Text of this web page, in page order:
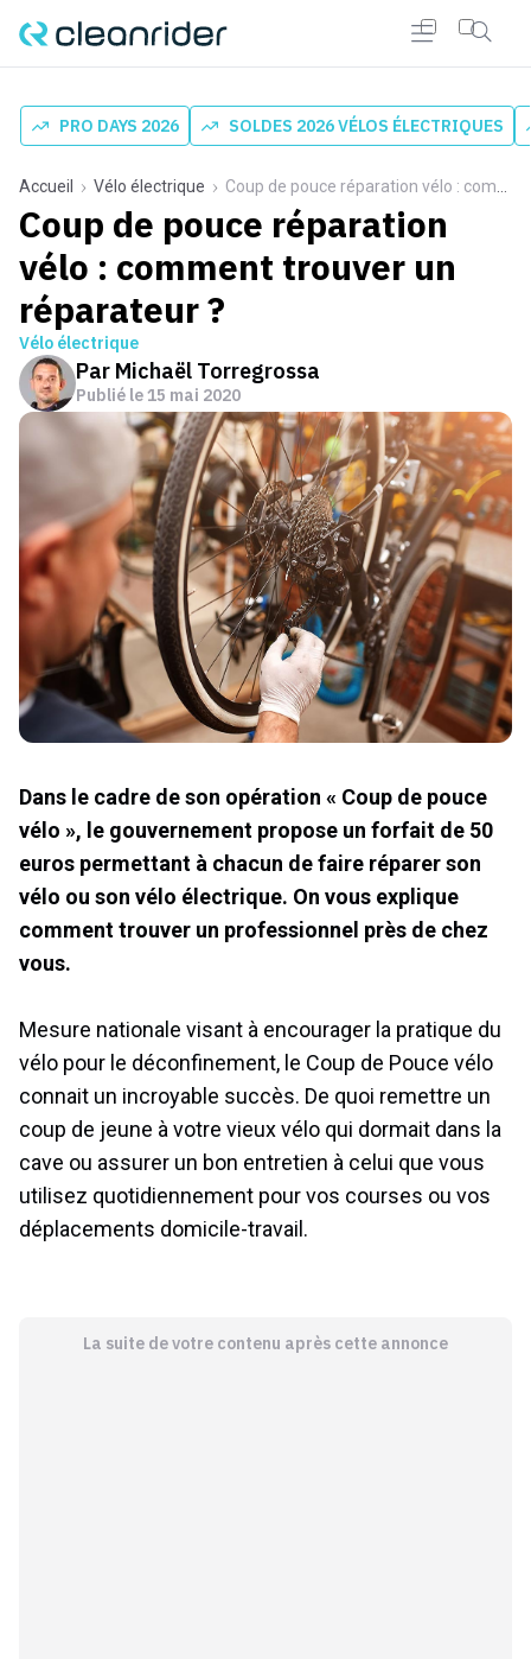
PRO DAYS 2026 SOLDES 2026 VÉLOS ÉLECTRIQUES
Accueil Vélo électrique Coup de pouce réparation vélo : comment trouver un réparateur ?
Coup de pouce réparation
vélo : comment trouver un
réparateur ?
Vélo électrique
Par Michaël Torregrossa
Publié le15 mai 2020
Dans le cadre de son opération « Coup de pouce
vélo », le gouvernement propose un forfait de 50
euros permettant à chacun de faire réparer son
vélo ou son vélo électrique. On vous explique
comment trouver un professionnel près de chez
vous.
Mesure nationale visant à encourager la pratique du
vélo pour le déconfinement, le Coup de Pouce vélo
connait un incroyable succès. De quoi remettre un
coup de jeune à votre vieux vélo qui dormait dans la
cave ou assurer un bon entretien à celui que vous
utilisez quotidiennement pour vos courses ou vos
déplacements domicile-travail.
La suite de votre contenu après cette annonce